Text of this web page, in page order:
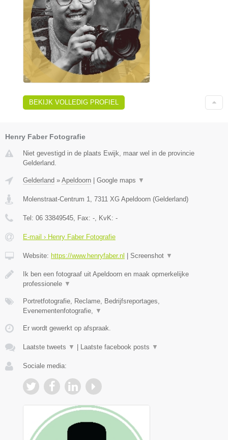
BEKIJK VOLLEDIG PROFIEL
Henry Faber Fotografie
Niet gevestigd in de plaats Ewijk, maar wel in de provincie
Gelderland.
Gelderland » Apeldoorn Google maps ▼
Molenstraat-Centrum 1, 7311 XG Apeldoorn (Gelderland)
Tel: 06 33849545, Fax: -, KvK: -
E-mail › Henry Faber Fotografie
Website: https://www.henryfaber.nl Screenshot ▼
Ik ben een fotograaf uit Apeldoorn en maak opmerkelijke
professionele ▼
Portretfotografie, Reclame, Bedrijfsreportages,
Evenementenfotografie, ▼
Er wordt gewerkt op afspraak.
Laatste tweets ▼ Laatste facebook posts ▼
Sociale media: